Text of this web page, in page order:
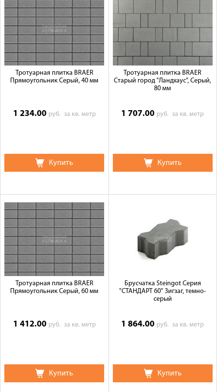
Тротуарная плитка BRAER
Прямоугольник Серый, 40 мм
1 234.00 руб. за кв. метр
Купить
Тротуарная плитка BRAER
Старый город "Ландхаус", Серый,
80 мм
1 707.00 руб.за кв. метр
Купить
Тротуарная плитка BRAER
Прямоугольник Серый, 60 мм
1 412.00 руб. за кв. метр
Купить
Брусчатка Steingot Серия
"СТАНДАРТ 60" Зигзаг, темно-
серый
1 864.00 руб.за кв. метр
Купить